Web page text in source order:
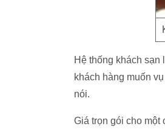
Hệ thống khách sạn
khách hàng muốn
nói.
Giá trọn gói cho một